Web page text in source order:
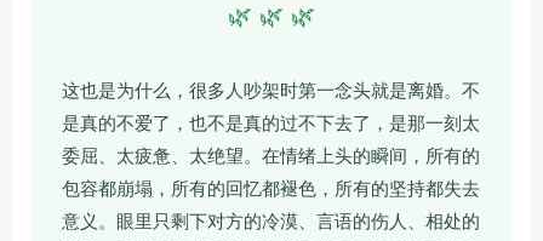
🌿 🌿 🌿
这也是为什么，很多人吵架时第一念头就是离婚。不
是真的不爱了，也不是真的过不下去了，是那一刻太
委屈、太疲惫、太绝望。在情绪上头的瞬间，所有的
包容都崩塌，所有的回忆都褪色，所有的坚持都失去
意义。眼里只剩下对方的冷漠、言语的伤人、相处的